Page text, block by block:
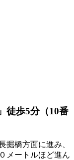
徒歩5分（10番
掘橋方面に進み、
メートルほど進ん